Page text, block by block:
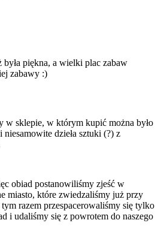
była piękna, a wielki plac zabaw
zabawy :)
w sklepie, w którym kupić można było
dzieła sztuki (?) z
obiad postanowiliśmy zjeść w
miasto, które zwiedzaliśmy już przy
razem przespacerowaliśmy się tylko
i udaliśmy się z powrotem do naszego